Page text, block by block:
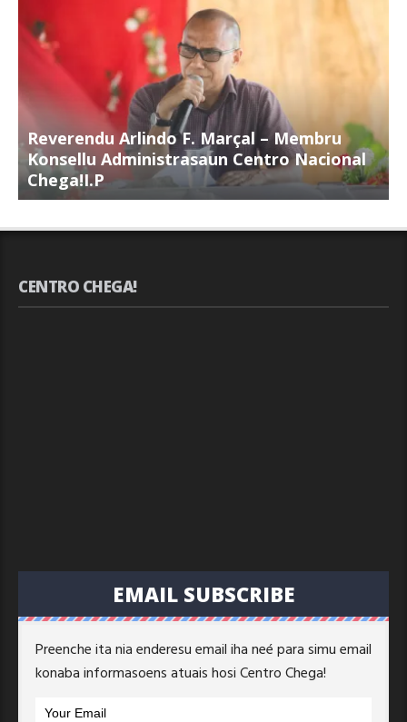
Reverendu Arlindo F. Marçal – Membru
Konsellu Administrasaun Centro Nacional
Chega!I.P
CENTRO CHEGA!
EMAIL SUBSCRIBE
Preenche ita nia enderesu email iha neé para simu email
konaba informasoens atuais hosi Centro Chega!